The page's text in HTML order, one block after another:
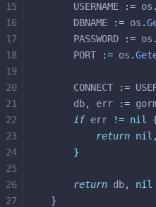
	USERNAME
:= os .
	DBNAME
:= os .
	PASSWORD
:= os .
	PORT
:= os .
	CONNECT
:=
	db
, err :=
if err != nil
return nil,
}
return db,
nil
}
15
16
17
18
19
20
21
22
23
24
25
26
27